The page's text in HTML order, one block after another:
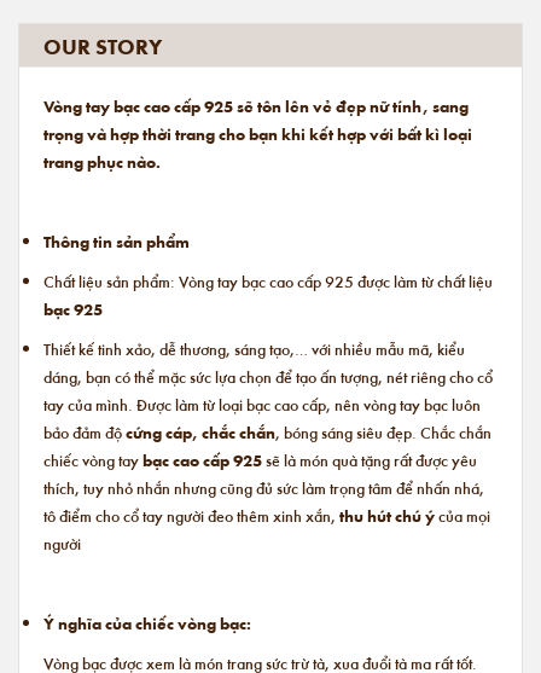
OUR STORY
Vòng tay bạc cao cấp 925 sẽ tôn lên vẻ đẹp nữ tính, sang
trọng và hợp thời trang cho bạn khi kết hợp với bất kì loại
trang phục nào.
Thông tin sản phẩm
Chất liệu sản phẩm: Vòng tay bạc cao cấp 925 được làm từ chất liệu
bạc 925
Thiết kế tinh xảo, dễ thương, sáng tạo,… với nhiều mẫu mã, kiểu
dáng, bạn có thể mặc sức lựa chọn để tạo ấn tượng, nét riêng cho cổ
tay của mình. Được làm từ loại bạc cao cấp, nên vòng tay bạc luôn
bảo đảm độcứng cáp, chắc chắn, bóng sáng siêu đẹp. Chắc chắn
chiếc vòng taybạc cao cấp 925sẽ là món quà tặng rất được yêu
thích, tuy nhỏ nhắn nhưng cũng đủ sức làm trọng tâm để nhấn nhá,
tô điểm cho cổ tay người đeo thêm xinh xắn, thu hút chú ýcủa mọi
người
Ý nghĩa của chiếc vòng bạc:
Vòng bạc được xem là món trang sức trừ tà, xua đuổi tà ma rất tốt.